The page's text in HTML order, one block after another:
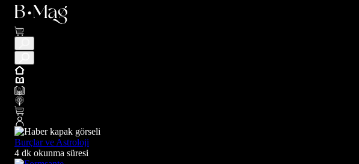
Burçlar ve Astroloji
4 dk okunma süresi